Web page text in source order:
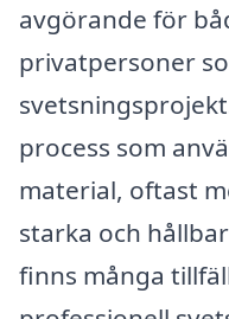
avgörande för
privatpersoner
process som
material, oftast
starka och
finns många